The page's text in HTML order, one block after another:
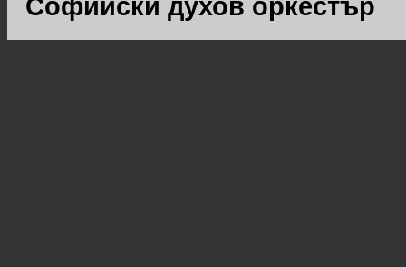
Софийски духов оркестър